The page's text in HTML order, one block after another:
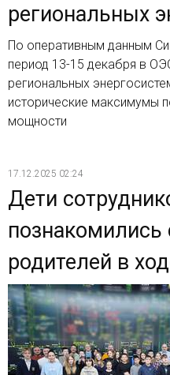
региональных
По оперативным данным
период 13-15 декабря в
региональных
исторические максимумы
мощности
17.12.2025 02:24
Дети
познакомились
родителей в